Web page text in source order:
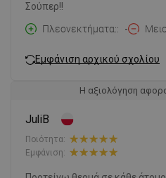
Σούπερ!!
Πλεονεκτήματα:
-
Εμφάνιση αρχικού σχολίου
Η αξιολόγηση
JuliB
Ποιότητα:
Εμφάνιση: